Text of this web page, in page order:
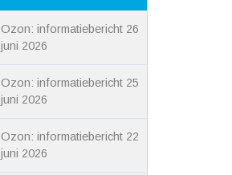
Ozon: informatiebericht 26
juni 2026
Ozon: informatiebericht 25
juni 2026
Ozon: informatiebericht 22
juni 2026